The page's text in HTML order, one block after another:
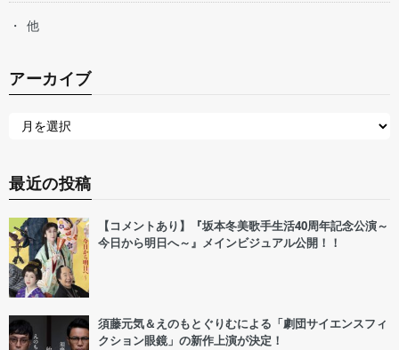
他
アーカイブ
最近の投稿
【コメントあり】『坂本冬美歌手生活40周年記念公演～
今日から明日へ～』メインビジュアル公開！！
須藤元気＆えのもとぐりむによる「劇団サイエンスフィ
クション眼鏡」の新作上演が決定！